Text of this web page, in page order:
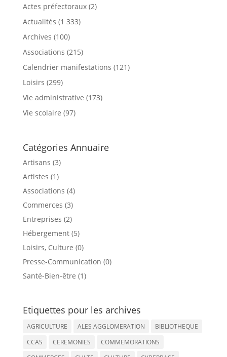
Actes préfectoraux(2)
Actualités (1 333)
Archives (100)
Associations (215)
Calendrier manifestations (121)
Loisirs (299)
Vie administrative (173)
Vie scolaire (97)
Catégories Annuaire
Artisans (3)
Artistes (1)
Associations (4)
Commerces (3)
Entreprises (2)
Hébergement (5)
Loisirs, Culture (0)
Presse-Communication (0)
Santé-Bien-être (1)
Etiquettes pour les archives
AGRICULTURE ALES AGGLOMERATION
BIBLIOTHEQUE
CCAS
CEREMONIES
COMMEMORATIONS